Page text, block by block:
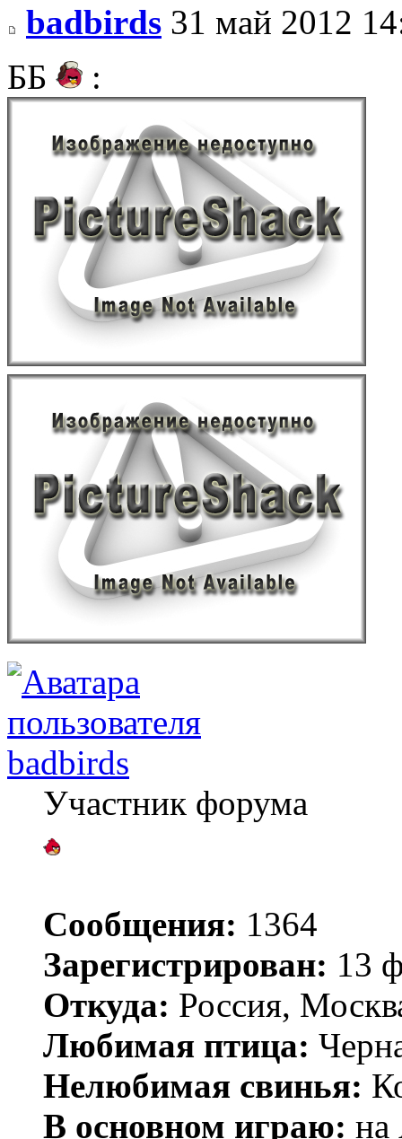
badbirds 31 май 2012
ББ
:
badbirds
Участник форума
Сообщения: 1364
Зарегистрирован: 13
Откуда: Россия,
Любимая птица:
Нелюбимая свинья:
В основном играю: на